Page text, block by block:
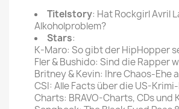
Titelstory: Hat Rockgirl Avril
Alkoholproblem?
Stars:
K-Maro: So gibt der HipHopper
Fler & Bushido: Sind die Rapper
Britney & Kevin: Ihre Chaos-Ehe
CSI: Alle Facts über die US-
Charts: BRAVO-Charts, CDs und